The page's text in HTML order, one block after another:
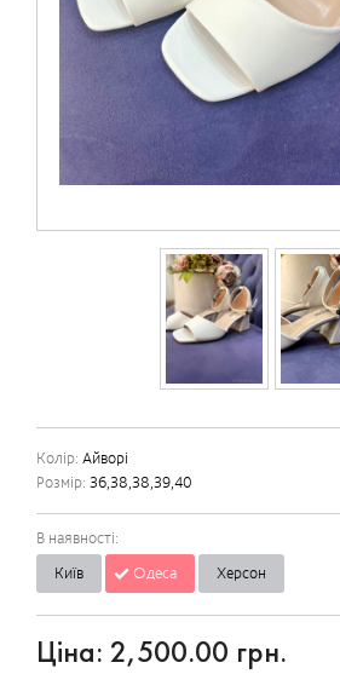
Колір: Айворі
Розмір: 36,38,38,39,40
В наявності:
Київ
Одеса Херсон
Ціна: 2,500.00 грн.